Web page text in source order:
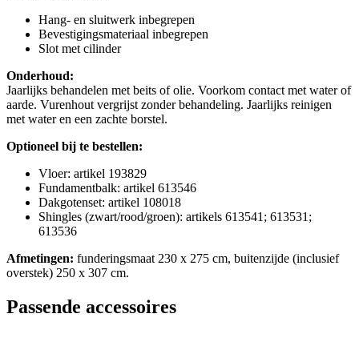
Hang- en sluitwerk inbegrepen
Bevestigingsmateriaal inbegrepen
Slot met cilinder
Onderhoud:
Jaarlijks behandelen met beits of olie. Voorkom contact met water of
aarde. Vurenhout vergrijst zonder behandeling. Jaarlijks reinigen
met water en een zachte borstel.
Optioneel bij te bestellen:
Vloer: artikel 193829
Fundamentbalk: artikel 613546
Dakgotenset: artikel 108018
Shingles (zwart/rood/groen): artikels 613541; 613531;
613536
Afmetingen: funderingsmaat 230 x 275 cm, buitenzijde (inclusief
overstek) 250 x 307 cm.
Passende accessoires